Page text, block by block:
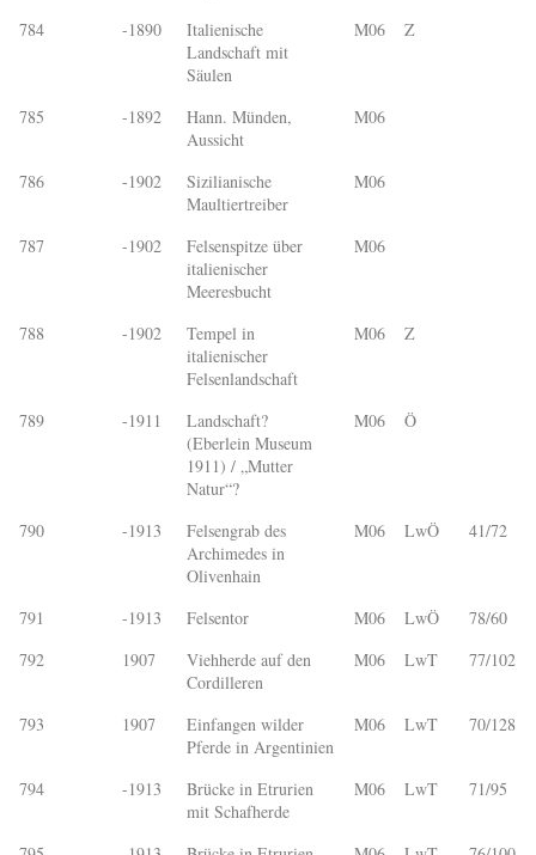
784 -1890
Italienische
Landschaft mit
Säulen
M06 Z
785 -1892
Hann. Münden,
Aussicht
M06
786 -1902
Sizilianische
Maultiertreiber
M06
787 -1902
Felsenspitze über
italienischer
Meeresbucht
M06
788 -1902
Tempel in
italienischer
Felsenlandschaft
M06 Z
789 -1911
Landschaft?
(Eberlein Museum
1911) / „Mutter
Natur“?
M06 Ö
790 -1913
Felsengrab des
Archimedes in
Olivenhain
M06 LwÖ 41/72
791 -1913 Felsentor M06 LwÖ
78/60
792
1907
Viehherde auf den
Cordilleren
M06 LwT 77/102
793 1907
Einfangen wilder
Pferde in Argentinien
M06 LwT 70/128
794 -1913
Brücke in Etrurien
mit Schafherde
M06 LwT 71/95